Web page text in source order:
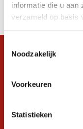
informatie die u aan
verzameld op basis
Noodzakelijk
Voorkeuren
Statistieken
Filter
Sorteren op
Snel antwoord
graag verder. 24/7